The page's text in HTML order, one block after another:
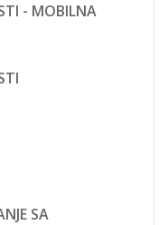
- MOBILNA
SA